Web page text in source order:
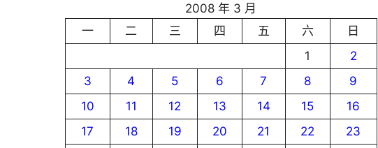
2008 年 3 月
一
二 三 四 五 六
日
1
2
3
4 5 6 7 8
9
10
11 12 13 14 15
16
17
18 19 20 21 22
23